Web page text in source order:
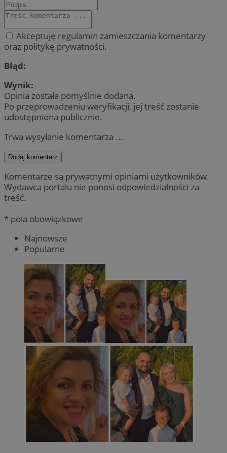
Akceptuję regulamin zamieszczania komentarzy
oraz politykę prywatności.
Błąd:
Wynik:
Opinia została pomyślnie dodana.
Po przeprowadzeniu weryfikacji, jej treść zostanie
udostępniona publicznie.
Trwa wysyłanie komentarza ...
Dodaj komentarz
Komentarze są prywatnymi opiniami użytkowników.
Wydawca portalu nie ponosi odpowiedzialności za
treść.
* pola obowiązkowe
Najnowsze
Popularne